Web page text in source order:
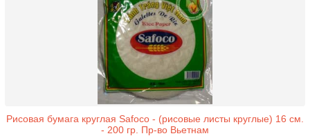
Рисовая бумага круглая Safoco - (рисовые листы круглые) 16 см.
- 200 гр. Пр-во Вьетнам